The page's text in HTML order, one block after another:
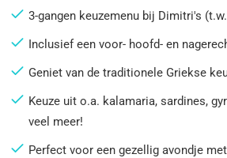
3-gangen keuzemenu bij Dimitri's
Inclusief een voor- hoofd- en
Geniet van de traditionele Griekse
Keuze uit o.a. kalamaria, sardines,
veel meer!
Perfect voor een gezellig avondje